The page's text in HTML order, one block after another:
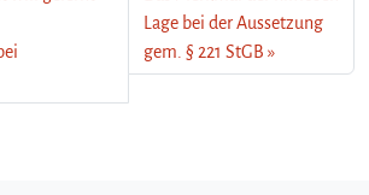
Lage bei der Aussetzung
gem. § 221 StGB